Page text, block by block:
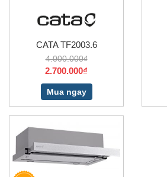
CATA TF2003.6
4.000.000₫
2.700.000₫
Mua ngay